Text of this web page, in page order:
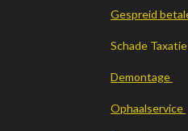
Gespreid
Schade
Demontage
Ophaalservice